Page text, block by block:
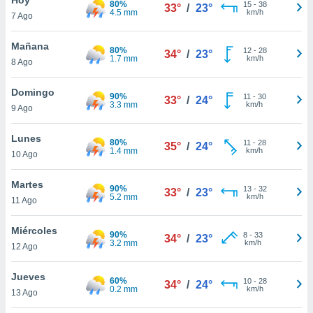
y
en
más
de
7 Ago
80%
4.5 mm
33° / 23° 15- 38
km/h
Mañana
8 Ago
80%
1.7 mm
34° / 23° 12- 28
km/h
Domingo
9 Ago
90%
3.3 mm
33° / 24° 11 - 30
km/h
Lunes
10 Ago
80%
1.4 mm
35° / 24° 11 - 28
km/h
Martes
11 Ago
90%
5.2 mm
33° / 23° 13- 32
km/h
Miércoles
12 Ago
90%
3.2 mm
34° / 23° 8- 33
km/h
Jueves
13 Ago
60%
0.2 mm
34° / 24° 10- 28
km/h